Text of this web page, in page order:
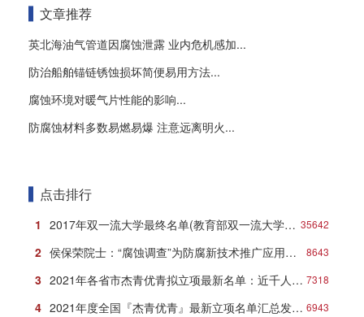
文章推荐
英北海油气管道因腐蚀泄露 业内危机感加...
防治船舶锚链锈蚀损坏简便易用方法...
腐蚀环境对暖气片性能的影响...
防腐蚀材料多数易燃易爆 注意远离明火...
点击排行
35642
1 2017年双一流大学最终名单(教育部双一流大学名单)
8643
2 侯保荣院士：“腐蚀调查”为防腐新技术推广应用打响第一炮
7318
3 2021年各省市杰青优青拟立项最新名单：近千人入选！
6943
4 2021年度全国『杰青优青』最新立项名单汇总发布！